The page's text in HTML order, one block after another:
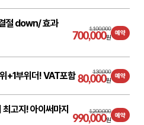
절 down/ 효과
1,100,000
700,000원
예약
+1부위더! VAT포함 130,000
80,000원
예약
고지! 아이써마지
1,200,000
990,000원
예약